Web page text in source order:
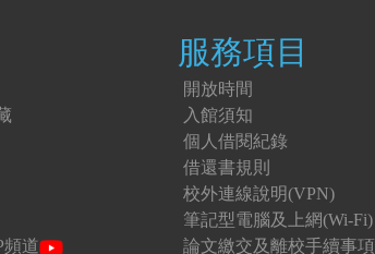
頻道
服務項目
開放時間
入館須知
個人借閱紀錄
借還書規則
校外連線說明(VPN)
筆記型電腦及上網(Wi-Fi)
論文繳交及離校手續事項